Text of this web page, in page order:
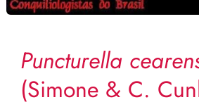
Puncturella
(Simone & C.